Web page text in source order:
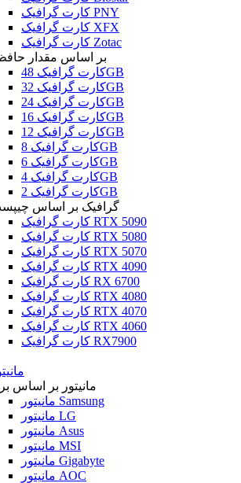
کارت گرافیک PNY
کارت گرافیک XFX
کارت گرافیک Zotac
بر اساس مقدار
کارت گرافیک 48GB
کارت گرافیک 32GB
کارت گرافیک 24GB
کارت گرافیک 16GB
کارت گرافیک 12GB
کارت گرافیک 8GB
کارت گرافیک 6GB
کارت گرافیک 4GB
کارت گرافیک 2GB
گرافیک بر اساس
کارت گرافیک RTX 5090
کارت گرافیک RTX 5080
کارت گرافیک RTX 5070
کارت گرافیک RTX 4090
کارت گرافیک RX 6700
کارت گرافیک RTX 4080
کارت گرافیک RTX 4070
کارت گرافیک RTX 4060
کارت گرافیک RX7900
مانیتور بر اساس
مانیتور Samsung
مانیتور LG
مانیتور Asus
مانیتور MSI
مانیتور Gigabyte
مانیتور AOC